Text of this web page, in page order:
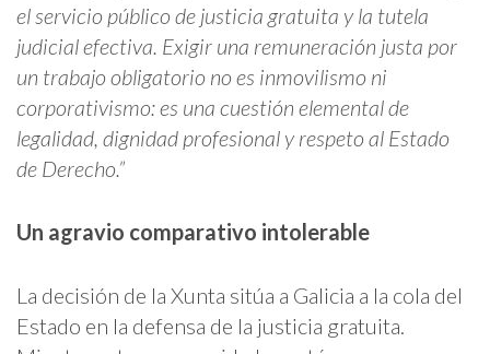
el servicio público de justicia gratuita y la tutela
judicial efectiva. Exigir una remuneración justa por
un trabajo obligatorio no es inmovilismo ni
corporativismo: es una cuestión elemental de
legalidad, dignidad profesional y respeto al Estado
de Derecho.”
Un agravio comparativo intolerable
La decisión de la Xunta sitúa a Galicia a la cola del
Estado en la defensa de la justicia gratuita.